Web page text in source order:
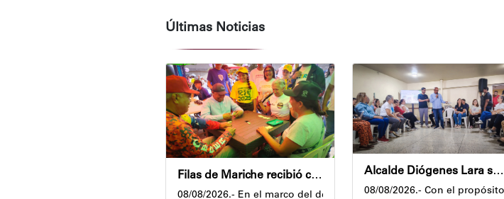
Últimas Noticias
Filas de Mariche recibió con alegría el Plan Vacacional Venezuela RÍE 2026
08/08/2026.- En el marco del despliegue que impulsa el Gobierno
Alcalde Diógenes Lara sostuvo asamblea de vecinos con juntas de condominio de Palo Verde
08/08/2026.- Con el